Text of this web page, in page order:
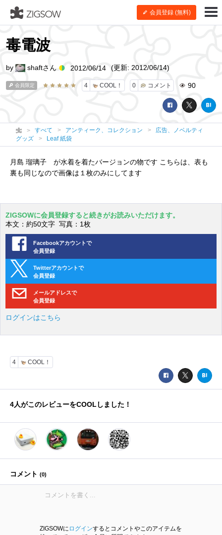
会員登録 (無料)
毒電波
会員限定 4 COOL！ 0 コメント 90
by shaftさん 2012/06/14 (更新: 2012/06/14)
すべて アンティーク、コレクション
広告、ノベルティ
グッズ
Leaf 紙袋
月島 瑠璃子 が水着を着たバージョンの物です こちらは、表も
裏も同じなので画像は１枚のみにしてます
ZIGSOWに会員登録すると続きがお読みいただけます。
本文：約50文字 写真：1枚
Facebookアカウントで
会員登録
Twitterアカウントで
会員登録
メールアドレスで
会員登録
ログインはこちら
4 COOL！
4人がこのレビューをCOOLしました！
コメント (0)
ZIGSOWに ログインするとコメントやこのアイテムを